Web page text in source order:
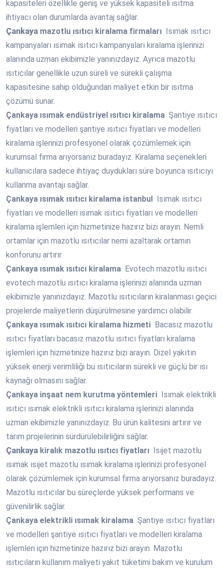
kapasiteleri özellikle geniş ve yüksek kapasiteli ısıtma
ihtiyacı olan durumlarda avantaj sağlar.
Çankaya mazotlu ısıtıcı kiralama firmaları
Isımak ısıtıcı
kampanyaları ısımak ısıtıcı kampanyaları kiralama işlerinizi
alanında uzman ekibimizle yanınızdayız. Ayrıca mazotlu
ısıtıcılar genellikle uzun süreli ve sürekli çalışma
kapasitesine sahip olduğundan maliyet etkin bir ısıtma
çözümü sunar.
Çankaya ısımak endüstriyel ısıtıcı kiralama Şantiye ısıtıcı
fiyatları ve modelleri şantiye ısıtıcı fiyatları ve modelleri
kiralama işlerinizi profesyonel olarak çözümlemek için
kurumsal firma arıyorsanız buradayız. Kiralama seçenekleri
kullanıcılara sadece ihtiyaç duydukları süre boyunca ısıtıcıyı
kullanma avantajı sağlar.
Çankaya ısımak ısıtıcı kiralama istanbul
Isımak ısıtıcı
fiyatları ve modelleri ısımak ısıtıcı fiyatları ve modelleri
kiralama işlemleri için hizmetinize hazırız bizi arayın. Nemli
ortamlar için mazotlu ısıtıcılar nemi azaltarak ortamın
konforunu artırır.
Çankaya ısımak ısıtıcı kiralama Evotech mazotlu ısıtıcı
evotech mazotlu ısıtıcı kiralama işlerinizi alanında uzman
ekibimizle yanınızdayız. Mazotlu ısıtıcıların kiralanması geçici
projelerde maliyetlerin düşürülmesine yardımcı olabilir.
Çankaya ısımak ısıtıcı kiralama hizmeti Bacasız mazotlu
ısıtıcı fiyatları bacasız mazotlu ısıtıcı fiyatları kiralama
işlemleri için hizmetinize hazırız bizi arayın. Dizel yakıtın
yüksek enerji verimliliği bu ısıtıcıların sürekli ve güçlü bir ısı
kaynağı olmasını sağlar.
Çankaya inşaat nem kurutma yöntemleri
Isımak elektrikli
ısıtıcı ısımak elektrikli ısıtıcı kiralama işlerinizi alanında
uzman ekibimizle yanınızdayız. Bu ürün kalitesini artırır ve
tarım projelerinin sürdürülebilirliğini sağlar.
Çankaya kiralık mazotlu ısıtıcı fiyatları
Isıjet mazotlu
ısımak ısıjet mazotlu ısımak kiralama işlerinizi profesyonel
olarak çözümlemek için kurumsal firma arıyorsanız buradayız.
Mazotlu ısıtıcılar bu süreçlerde yüksek performans ve
güvenilirlik sağlar.
Çankaya elektrikli ısımak kiralama Şantiye ısıtıcı fiyatları
ve modelleri şantiye ısıtıcı fiyatları ve modelleri kiralama
işlemleri için hizmetinize hazırız bizi arayın. Mazotlu
ısıtıcıların kullanım maliyeti yakıt tüketimi bakım ve kurulum